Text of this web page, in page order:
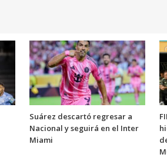
Suárez descartó regresar a
Nacional y seguirá en el Inter
Miami